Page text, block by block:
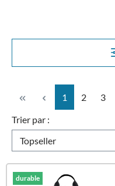
Page
1 Page
2 Page
3
Trier par :
durable